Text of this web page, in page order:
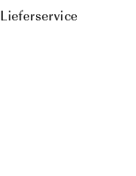
Lieferservice